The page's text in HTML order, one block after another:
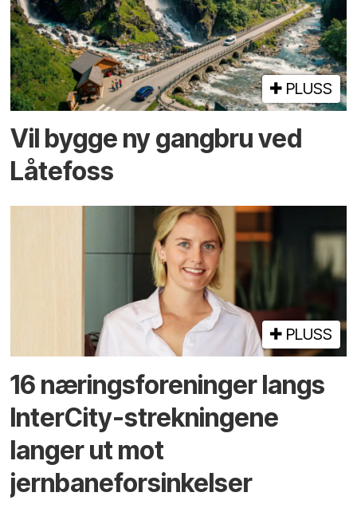
PLUSS
Vil bygge ny gangbru ved
Låtefoss
PLUSS
16 næringsforeninger langs
InterCity-strekningene
langer ut mot
jernbaneforsinkelser